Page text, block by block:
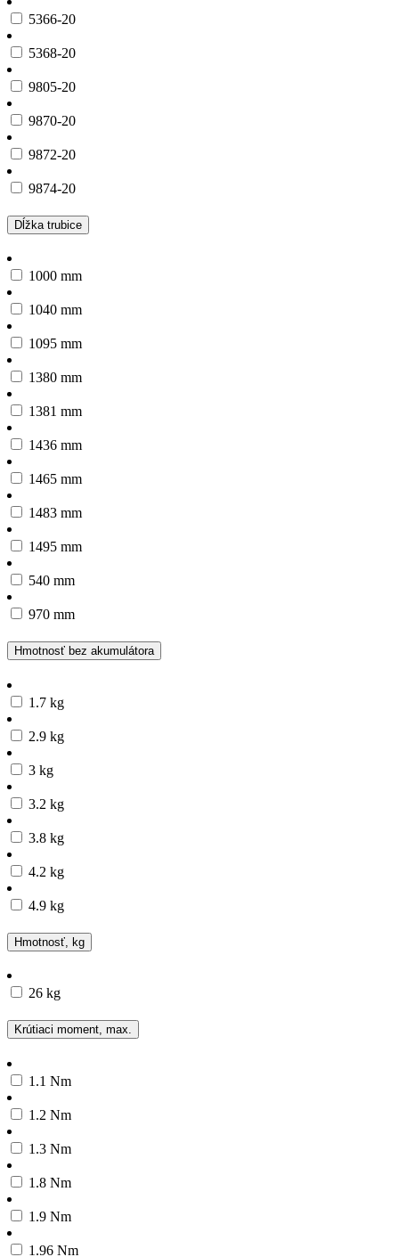
5366-20
5368-20
9805-20
9870-20
9872-20
9874-20
Dĺžka trubice
1000 mm
1040 mm
1095 mm
1380 mm
1381 mm
1436 mm
1465 mm
1483 mm
1495 mm
540 mm
970 mm
Hmotnosť bez akumulátora
1.7 kg
2.9 kg
3 kg
3.2 kg
3.8 kg
4.2 kg
4.9 kg
Hmotnosť, kg
26 kg
Krútiaci moment, max.
1.1 Nm
1.2 Nm
1.3 Nm
1.8 Nm
1.9 Nm
1.96 Nm